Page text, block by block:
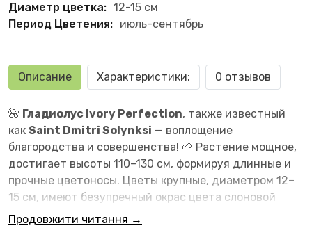
Диаметр цветка: 12-15 см
Период Цветения: июль-сентябрь
Описание Характеристики: 0 отзывов
🌺 Гладиолус Ivory Perfection, также известный
как Saint Dmitri Solynksi — воплощение
благородства и совершенства! 🌱 Растение мощное,
достигает высоты 110–130 см, формируя длинные и
прочные цветоносы. Цветы крупные, диаметром 12–
15 см, имеют безупречный окрас цвета слоновой
кости с нежным кремово-лимонным отливом в
Продовжити читання →